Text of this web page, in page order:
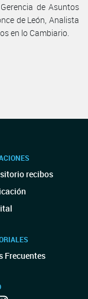
de Asuntos
de León, Analista
en lo Cambiario.
recibos
Frecuentes